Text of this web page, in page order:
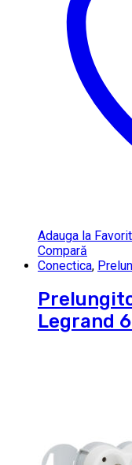
Adauga la
Compară
Conectica,
Legrand